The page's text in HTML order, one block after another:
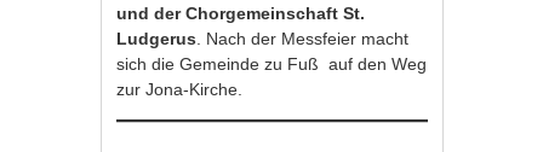
und der Chorgemeinschaft St.
Ludgerus. Nach der Messfeier macht
sich die Gemeinde zu Fuß auf den Weg
zur Jona-Kirche.